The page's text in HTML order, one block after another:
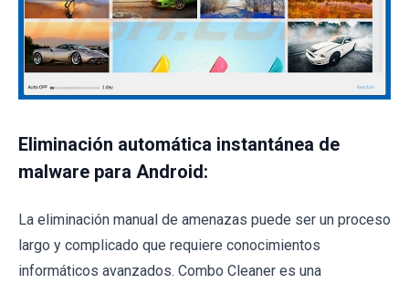
Eliminación automática instantánea de
malware para Android:
La eliminación manual de amenazas puede ser un proceso
largo y complicado que requiere conocimientos
informáticos avanzados. Combo Cleaner es una